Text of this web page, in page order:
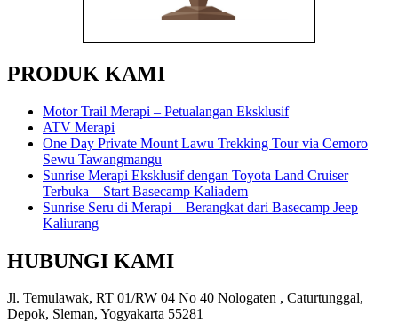
PRODUK KAMI
Motor Trail Merapi – Petualangan Eksklusif
ATV Merapi
One Day Private Mount Lawu Trekking Tour via Cemoro
Sewu Tawangmangu
Sunrise Merapi Eksklusif dengan Toyota Land Cruiser
Terbuka – Start Basecamp Kaliadem
Sunrise Seru di Merapi – Berangkat dari Basecamp Jeep
Kaliurang
HUBUNGI KAMI
Jl. Temulawak, RT 01/RW 04 No 40 Nologaten , Caturtunggal,
Depok, Sleman, Yogyakarta 55281